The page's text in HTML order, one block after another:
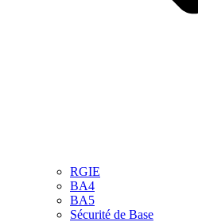
RGIE
BA4
BA5
Sécurité de Base